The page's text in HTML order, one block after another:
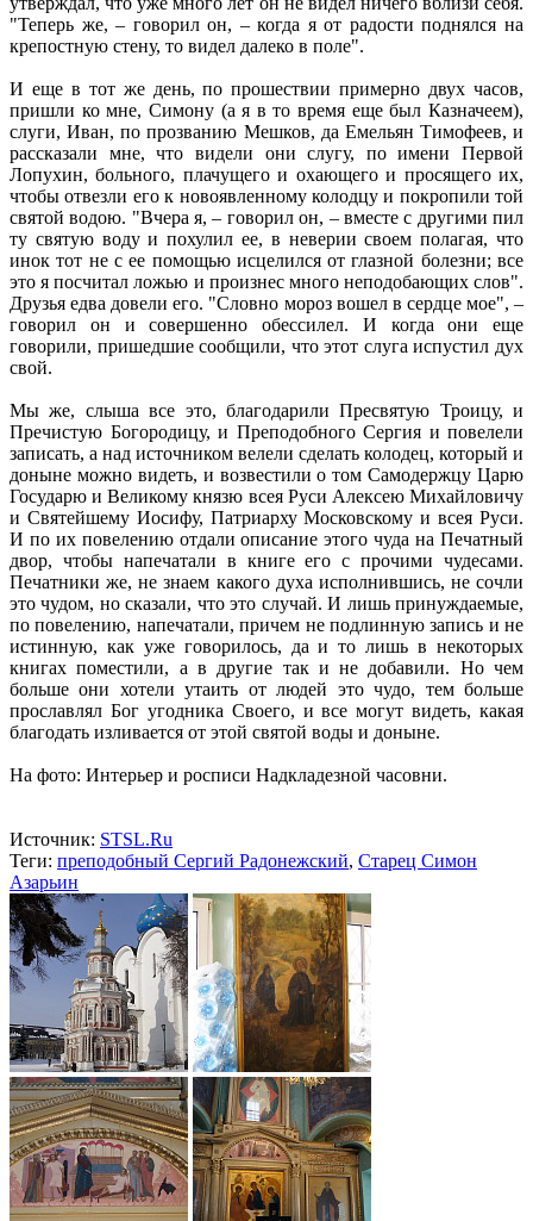
"Теперь же, – говорил он, – когда я от радости поднялся на
крепостную стену, то видел далеко в поле".
И еще в тот же день, по прошествии примерно двух часов,
пришли ко мне, Симону (а я в то время еще был Казначеем),
слуги, Иван, по прозванию Мешков, да Емельян Тимофеев, и
рассказали мне, что видели они слугу, по имени Первой
Лопухин, больного, плачущего и охающего и просящего их,
чтобы отвезли его к новоявленному колодцу и покропили той
святой водою. "Вчера я, – говорил он, – вместе с другими пил
ту святую воду и похулил ее, в неверии своем полагая, что
инок тот не с ее помощью исцелился от глазной болезни; все
это я посчитал ложью и произнес много неподобающих слов".
Друзья едва довели его. "Словно мороз вошел в сердце мое", –
говорил он и совершенно обессилел. И когда они еще
говорили, пришедшие сообщили, что этот слуга испустил дух
свой.
Мы же, слыша все это, благодарили Пресвятую Троицу, и
Пречистую Богородицу, и Преподобного Сергия и повелели
записать, а над источником велели сделать колодец, который и
доныне можно видеть, и возвестили о том Самодержцу Царю
Государю и Великому князю всея Руси Алексею Михайловичу
и Святейшему Иосифу, Патриарху Московскому и всея Руси.
И по их повелению отдали описание этого чуда на Печатный
двор, чтобы напечатали в книге его с прочими чудесами.
Печатники же, не знаем какого духа исполнившись, не сочли
это чудом, но сказали, что это случай. И лишь принуждаемые,
по повелению, напечатали, причем не подлинную запись и не
истинную, как уже говорилось, да и то лишь в некоторых
книгах поместили, а в другие так и не добавили. Но чем
больше они хотели утаить от людей это чудо, тем больше
прославлял Бог угодника Своего, и все могут видеть, какая
благодать изливается от этой святой воды и доныне.
На фото: Интерьер и росписи Надкладезной часовни.
Источник: STSL.Ru
Теги: преподобный Сергий Радонежский, Старец Симон
Азарьин